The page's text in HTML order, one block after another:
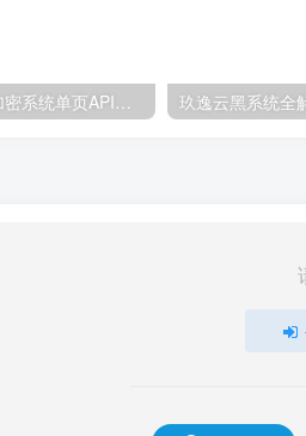
加密屋PHP加密系统单页API源码